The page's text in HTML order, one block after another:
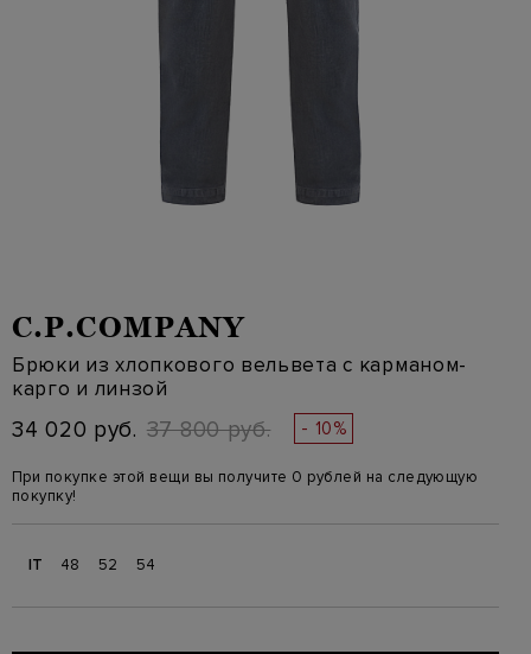
C.P.COMPANY
Брюки из хлопкового вельвета с карманом-
карго и линзой
34 020 руб. 37 800 руб. - 10%
При покупке этой вещи вы получите 0 рублей на следующую
покупку!
IT 48 52 54